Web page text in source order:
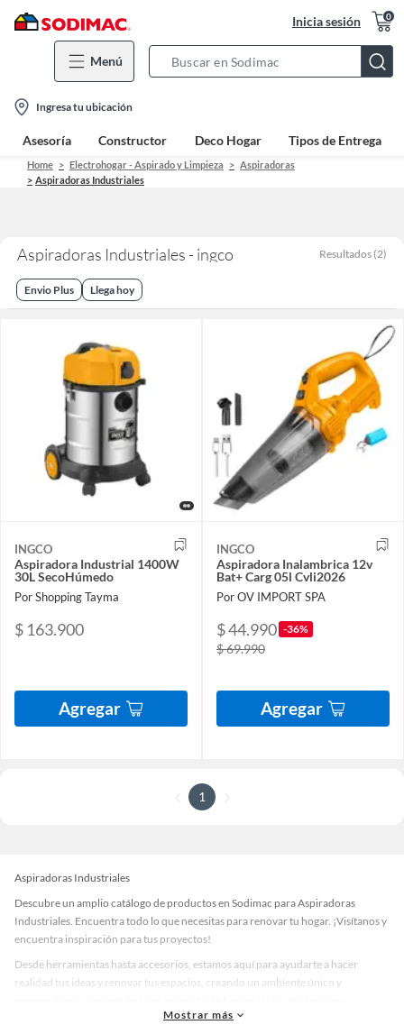
Inicia sesión 0
Menú
Bar
location-
icon
Ingresa tu ubicación
Asesoría Constructor Deco Hogar Tipos de Entrega
Home Electrohogar - Aspirado y Limpieza
Aspiradoras
Aspiradoras Industriales
Aspiradoras Industriales - ingco Resultados (2)
Envio Plus Llega hoy
INGCO
Aspiradora Industrial 1400W
30L SecoHúmedo
Por Shopping Tayma
$ 163.900
Agregar
INGCO
Aspiradora Inalambrica 12v
Bat+ Carg 05l Cvli2026
Por OV IMPORT SPA
$ 44.990 -36%
$ 69.990
Agregar
1
Aspiradoras Industriales
Descubre un amplio catálogo de productos en Sodimac para Aspiradoras
Industriales. Encuentra todo lo que necesitas para renovar tu hogar. ¡Visítanos y
encuentra inspiración para tus proyectos!
Desde herramientas hasta accesorios, estamos aquí para ayudarte a hacer
realidad tus ideas y renovar tus espacios, creando un ambiente único y
accesorios de calidad que te ayudarán a crear un espacio más tú.
Mostrar más